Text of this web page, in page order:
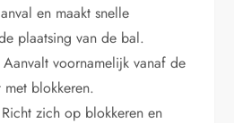
en maakt snelle
plaatsing van de bal.
Aanvalt voornamelijk vanaf de
blokkeren.
Richt zich op blokkeren en